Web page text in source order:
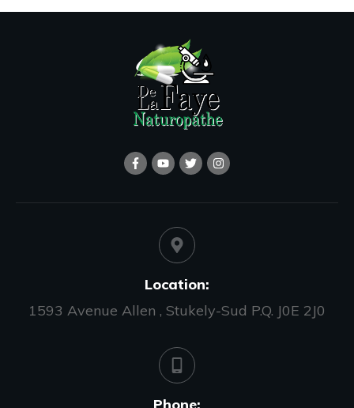
Location:
1593 Avenue Allen , Stukely-Sud P.Q. J0E 2J0